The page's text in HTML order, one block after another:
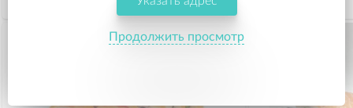
669
Продолжить просмотр